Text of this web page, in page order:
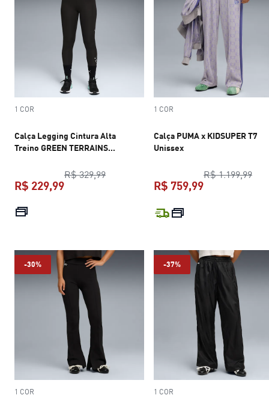
1 COR
Calça Legging Cintura Alta
Treino GREEN TERRAINS
R$ 329,99preço original R$ 329,99
R$ 229,99
preço atual R$ 229,99
1 COR
Calça PUMA x KIDSUPER T7
Unissex
R$ 1.199,99
R$ 759,99
-30%
1 COR
-37%
1 COR